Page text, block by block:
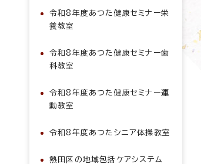
令和8年度あつた健康セミナー栄
養教室
令和8年度あつた健康セミナー歯
科教室
令和8年度あつた健康セミナー運
動教室
令和8年度あつたシニア体操教室
熱田区の地域包括ケアシステム